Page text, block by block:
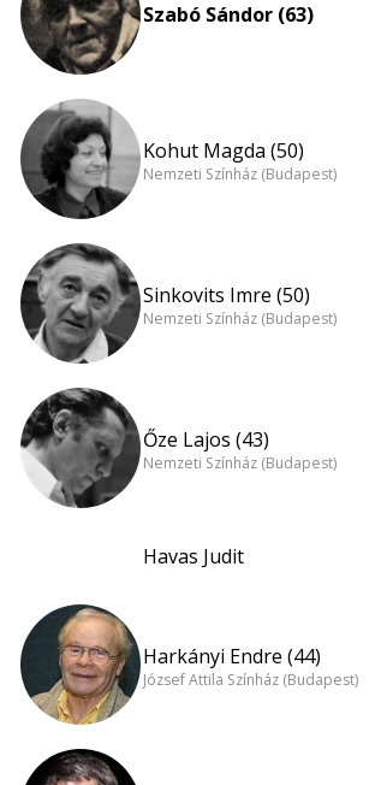
Szabó Sándor (63)
Kohut Magda (50)
Nemzeti Színház (Budapest)
Sinkovits Imre (50)
Nemzeti Színház (Budapest)
Őze Lajos (43)
Nemzeti Színház (Budapest)
Havas Judit
Harkányi Endre (44)
József Attila Színház (Budapest)